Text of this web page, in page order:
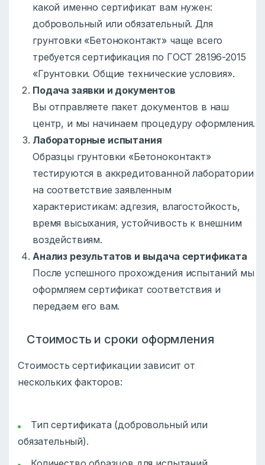
какой именно сертификат вам нужен:
добровольный или обязательный. Для
грунтовки «Бетоноконтакт» чаще всего
требуется сертификация по ГОСТ 28196-2015
«Грунтовки. Общие технические условия».
Подача заявки и документов
Вы отправляете пакет документов в наш
центр, и мы начинаем процедуру оформления.
Лабораторные испытания
Образцы грунтовки «Бетоноконтакт»
тестируются в аккредитованной лаборатории
на соответствие заявленным
характеристикам: адгезия, влагостойкость,
время высыхания, устойчивость к внешним
воздействиям.
Анализ результатов и выдача сертификата
После успешного прохождения испытаний мы
оформляем сертификат соответствия и
передаем его вам.
Стоимость и сроки оформления
Стоимость сертификации зависит от
нескольких факторов:
Тип сертификата (добровольный или
обязательный).